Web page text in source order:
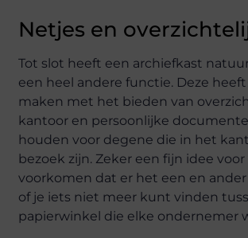
Netjes en
Tot slot heeft een archiefkast
een heel andere functie. Deze heeft
maken met het bieden van
kantoor en persoonlijke
houden voor degene die in het
bezoek zijn. Zeker een fijn idee voor
voorkomen dat er het een en
of je iets niet meer kunt vinden
papierwinkel die elke ondernemer